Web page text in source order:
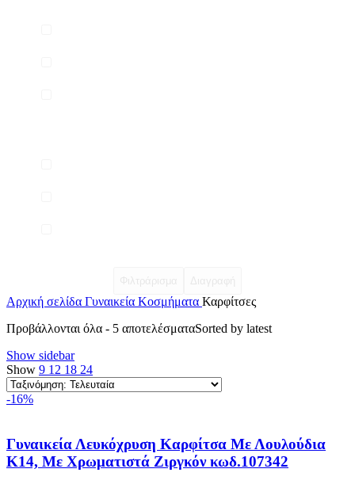
Αρχική σελίδα Γυναικεία Κοσμήματα Καρφίτσες
Προβάλλονται όλα - 5 αποτελέσματαSorted by latest
Show sidebar
Show 9 12 18 24
-16%
Γυναικεία Λευκόχρυση Καρφίτσα Με Λουλούδια
Κ14, Με Χρωματιστά Ζιργκόν κωδ.107342